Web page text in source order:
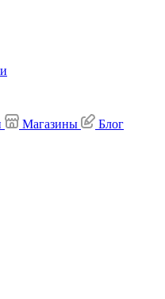
Магазины Блог